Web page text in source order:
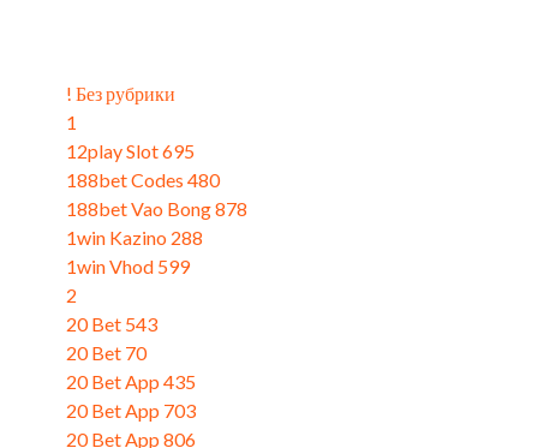
! Без рубрики
1
12play Slot 695
188bet Codes 480(3)
188bet Vao Bong 878
1win Kazino 288
1win Vhod 599(1)
2
20 Bet 543
20 Bet 70(3)
20 Bet App 435
20 Bet App 703
20 Bet App 806